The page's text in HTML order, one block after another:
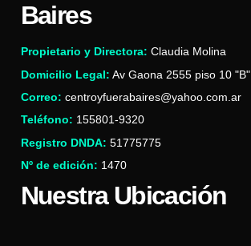
Baires
Propietario y Directora: Claudia Molina
Domicilio Legal: Av Gaona 2555 piso 10 "B"
Correo: centroyfuerabaires@yahoo.com.ar
Teléfono: 155801-9320
Registro DNDA: 51775775
Nº de edición: 1470
Nuestra Ubicación